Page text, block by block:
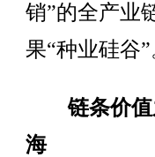
销”的全产业
果“种业硅谷”
链条价
海